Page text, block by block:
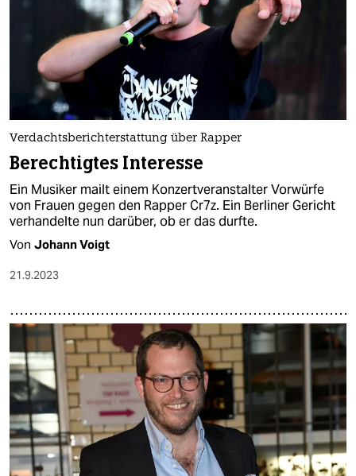
Verdachtsberichterstattung über Rapper
Berechtigtes Interesse
Ein Musiker mailt einem Konzertveranstalter Vorwürfe
von Frauen gegen den Rapper Cr7z. Ein Berliner Gericht
verhandelte nun darüber, ob er das durfte.
Von Johann Voigt
21.9.2023